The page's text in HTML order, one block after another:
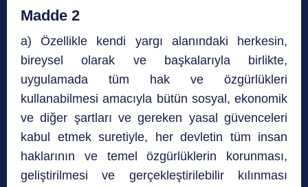
Madde 2
a) Özellikle kendi yargı alanındaki herkesin,
bireysel olarak ve başkalarıyla birlikte,
uygulamada tüm hak ve özgürlükleri
kullanabilmesi amacıyla bütün sosyal, ekonomik
ve diğer şartları ve gereken yasal güvenceleri
kabul etmek suretiyle, her devletin tüm insan
haklarının ve temel özgürlüklerin korunması,
geliştirilmesi ve gerçekleştirilebilir kılınması